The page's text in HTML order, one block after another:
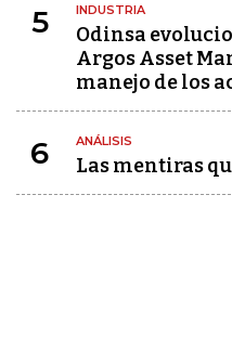
5 INDUSTRIA
Odinsa
Argos Asset
manejo de los
6 ANÁLISIS
Las mentiras